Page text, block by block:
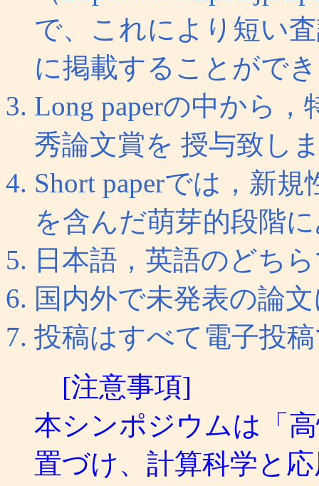
で、これにより短い
に掲載することがで
Long paperの中から
秀論文賞を 授与致し
Short paperでは，新
を含んだ萌芽的段階
日本語，英語のどち
国内外で未発表の論
投稿はすべて電子投
[注意事項]
本シンポジウムは「
置づけ、計算科学と